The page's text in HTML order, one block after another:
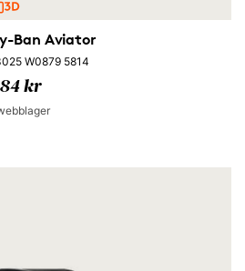
Ban Aviator
W0879 5814
kr